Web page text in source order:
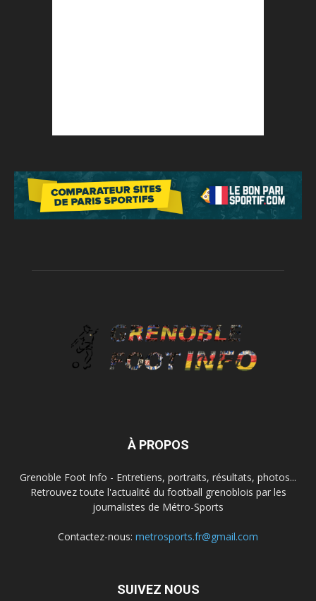
À PROPOS
Grenoble Foot Info - Entretiens, portraits, résultats, photos...
Retrouvez toute l'actualité du football grenoblois par les
journalistes de Métro-Sports
Contactez-nous: metrosports.fr@gmail.com
SUIVEZ NOUS